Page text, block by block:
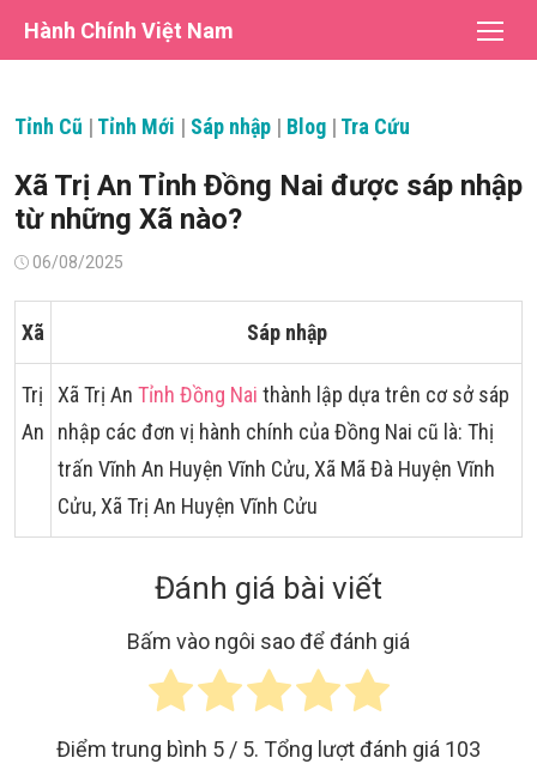
Hành Chính Việt Nam
Tỉnh Cũ | Tỉnh Mới | Sáp nhập | Blog | Tra Cứu
Xã Trị An Tỉnh Đồng Nai được sáp nhập
từ những Xã nào?
Đăng06/08/2025
Xã Sáp nhập
Trị
An
Xã Trị An Tỉnh Đồng Nai thành lập dựa trên cơ sở sáp
nhập các đơn vị hành chính của Đồng Nai cũ là: Thị
trấn Vĩnh An Huyện Vĩnh Cửu, Xã Mã Đà Huyện Vĩnh
Cửu, Xã Trị An Huyện Vĩnh Cửu
Đánh giá bài viết
Bấm vào ngôi sao để đánh giá
Điểm trung bình 5 / 5. Tổng lượt đánh giá 103